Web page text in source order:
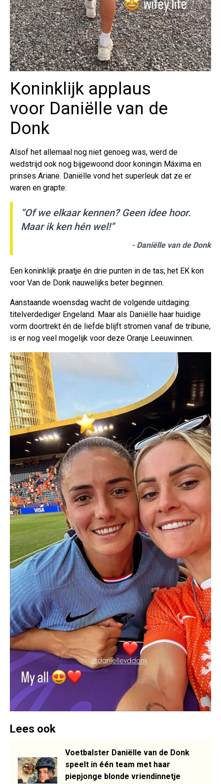
Koninklijk applaus
voor Daniëlle van de
Donk
Alsof het allemaal nog niet genoeg was, werd de
wedstrijd ook nog bijgewoond door koningin Máxima en
prinses Ariane. Daniëlle vond het superleuk dat ze er
waren en grapte:
“Of we elkaar kennen? Geen idee hoor.
Maar ik ken hén wel!”
- Daniëlle van de Donk
Een koninklijk praatje én drie punten in de tas; het EK kon
voor Van de Donk nauwelijks beter beginnen.
Aanstaande woensdag wacht de volgende uitdaging:
titelverdediger Engeland. Maar als Daniëlle haar huidige
vorm doortrekt én de liefde blijft stromen vanaf de tribune,
is er nog veel mogelijk voor deze Oranje Leeuwinnen.
Lees ook
Voetbalster Daniëlle van de Donk
speelt in één team met haar
piepjonge blonde vriendinnetje